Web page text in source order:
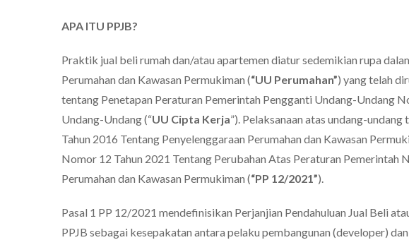
APA ITU PPJB?
Praktik jual beli rumah dan/atau apartemen diatur sedemikian rupa
Perumahan dan Kawasan Permukiman (“UU Perumahan”) yang telah
tentang Penetapan Peraturan Pemerintah Pengganti Undang-Undang
Undang-Undang (“UU Cipta Kerja”). Pelaksanaan atas undang-
Tahun 2016 Tentang Penyelenggaraan Perumahan dan Kawasan
Nomor 12 Tahun 2021 Tentang Perubahan Atas Peraturan Pemerintah
Perumahan dan Kawasan Permukiman (“PP 12/2021”).
Pasal 1 PP 12/2021 mendefinisikan Perjanjian Pendahuluan Jual Beli
PPJB sebagai kesepakatan antara pelaku pembangunan (developer)